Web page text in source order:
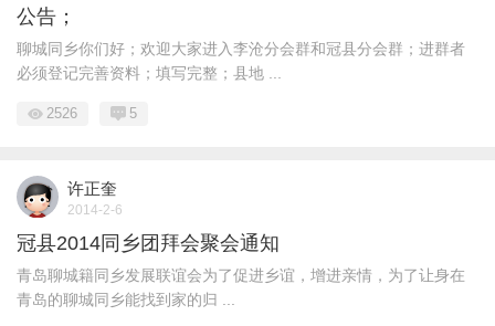
公告；
聊城同乡你们好；欢迎大家进入李沧分会群和冠县分会群；进群者
必须登记完善资料；填写完整；县地 ...
2526 5
许正奎
2014-2-6
冠县2014同乡团拜会聚会通知
青岛聊城籍同乡发展联谊会为了促进乡谊，增进亲情，为了让身在
青岛的聊城同乡能找到家的归 ...